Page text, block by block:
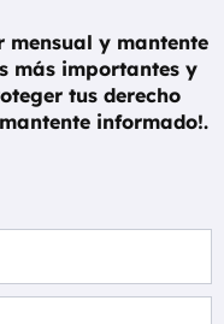
mensual y mantente
más importantes y
tus derecho
informado!.